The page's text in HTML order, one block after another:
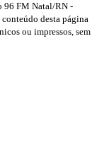
96 FM Natal/RN -
desta página
ou impressos, sem